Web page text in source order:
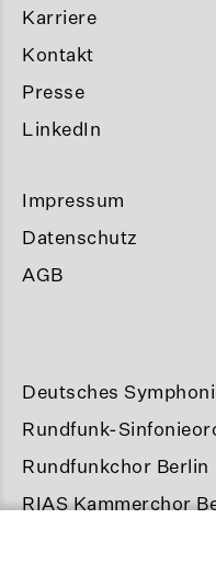
Karriere
Kontakt
Presse
LinkedIn
Impressum
Datenschutz
AGB
Deutsches
Rundfunk-
Rundfunkchor Berlin
RIAS Kammerchor